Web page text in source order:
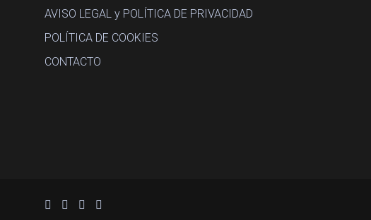
AVISO LEGAL y POLÍTICA DE PRIVACIDAD
POLÍTICA DE COOKIES
CONTACTO